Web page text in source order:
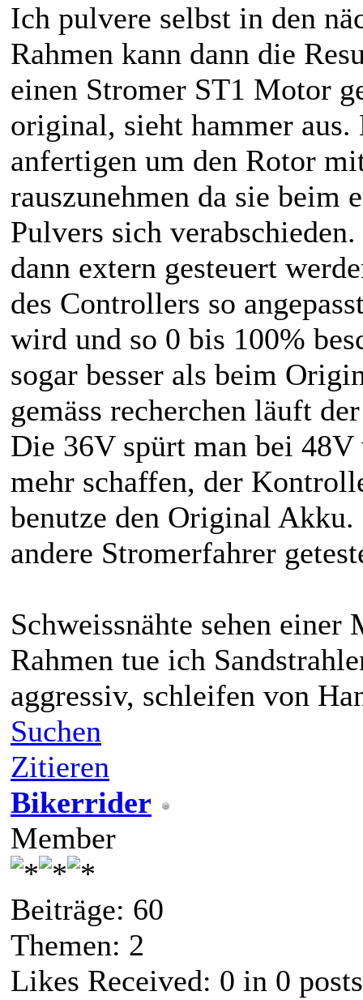
Ich pulvere selbst in den
Rahmen kann dann die
einen Stromer ST1 Motor
original, sieht hammer aus.
anfertigen um den Rotor
rauszunehmen da sie beim
Pulvers sich
dann extern gesteuert
des Controllers so
wird und so 0 bis 100%
sogar besser als beim
gemäss recherchen läuft
Die 36V spürt man bei
mehr schaffen, der
benutze den Original
andere Stromerfahrer
Schweissnähte sehen einer
Rahmen tue ich
aggressiv, schleifen von
Suchen
Zitieren
Bikerrider
Member
Beiträge: 60
Themen: 2
Likes Received: 0 in 0 posts